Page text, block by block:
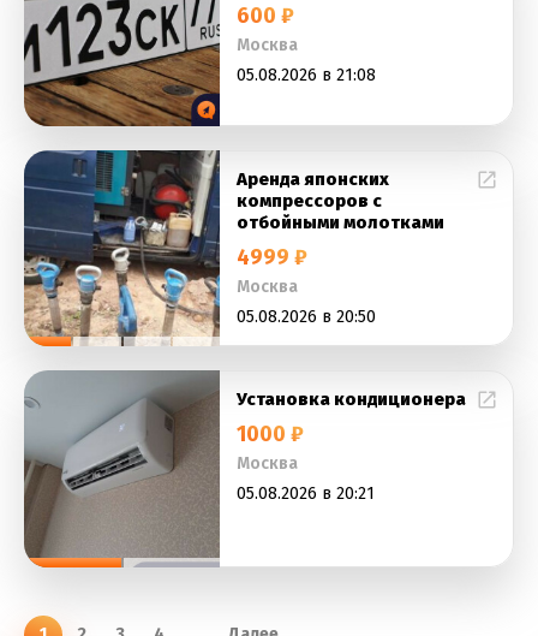
600 ₽
Москва
05.08.2026 в 21:08
Аренда японских
компрессоров с
отбойными молотками
4999 ₽
Москва
05.08.2026 в 20:50
Установка кондиционера
1000 ₽
Москва
05.08.2026 в 20:21